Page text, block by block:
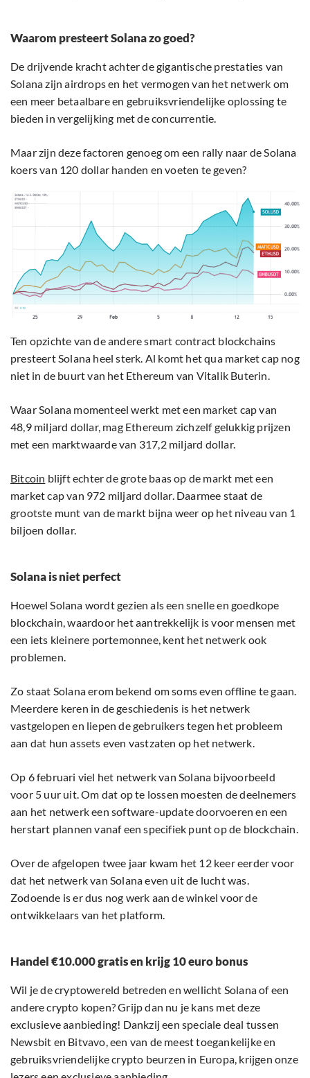
Waarom presteert Solana zo goed?
De drijvende kracht achter de gigantische prestaties van
Solana zijn airdrops en het vermogen van het netwerk om
een meer betaalbare en gebruiksvriendelijke oplossing te
bieden in vergelijking met de concurrentie.
Maar zijn deze factoren genoeg om een rally naar de Solana
koers van 120 dollar handen en voeten te geven?
Ten opzichte van de andere smart contract blockchains
presteert Solana heel sterk. Al komt het qua market cap nog
niet in de buurt van het Ethereum van Vitalik Buterin.
Waar Solana momenteel werkt met een market cap van
48,9 miljard dollar, mag Ethereum zichzelf gelukkig prijzen
met een marktwaarde van 317,2 miljard dollar.
Bitcoin blijft echter de grote baas op de markt met een
market cap van 972 miljard dollar. Daarmee staat de
grootste munt van de markt bijna weer op het niveau van 1
biljoen dollar.
Solana is niet perfect
Hoewel Solana wordt gezien als een snelle en goedkope
blockchain, waardoor het aantrekkelijk is voor mensen met
een iets kleinere portemonnee, kent het netwerk ook
problemen.
Zo staat Solana erom bekend om soms even offline te gaan.
Meerdere keren in de geschiedenis is het netwerk
vastgelopen en liepen de gebruikers tegen het probleem
aan dat hun assets even vastzaten op het netwerk.
Op 6 februari viel het netwerk van Solana bijvoorbeeld
voor 5 uur uit. Om dat op te lossen moesten de deelnemers
aan het netwerk een software-update doorvoeren en een
herstart plannen vanaf een specifiek punt op de blockchain.
Over de afgelopen twee jaar kwam het 12 keer eerder voor
dat het netwerk van Solana even uit de lucht was.
Zodoende is er dus nog werk aan de winkel voor de
ontwikkelaars van het platform.
Handel €10.000 gratis en krijg 10 euro bonus
Wil je de cryptowereld betreden en wellicht Solana of een
andere crypto kopen? Grijp dan nu je kans met deze
exclusieve aanbieding! Dankzij een speciale deal tussen
Newsbit en Bitvavo, een van de meest toegankelijke en
gebruiksvriendelijke crypto beurzen in Europa, krijgen onze